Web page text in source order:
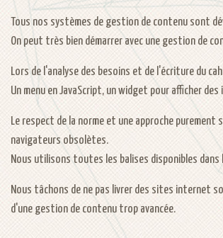
Tous nos systèmes de gestion de contenu sont
On peut très bien démarrer avec une gestion de
Lors de l'analyse des besoins et de l'écriture du
Un menu en JavaScript, un widget pour afficher
Le respect de la norme et une approche purement
navigateurs obsolètes.
Nous utilisons toutes les balises disponibles dans
Nous tâchons de ne pas livrer des sites internet
d'une gestion de contenu trop avancée.